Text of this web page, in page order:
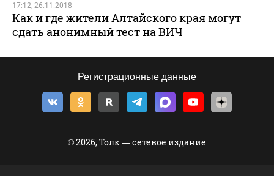
17:12, 26.11.2018
Как и где жители Алтайского края могут
сдать анонимный тест на ВИЧ
Регистрационные данные
© 2026, Толк — сетевое издание